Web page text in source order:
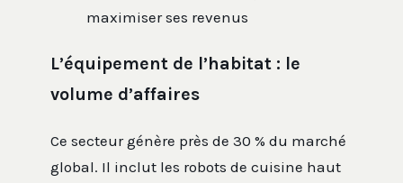
maximiser ses revenus
L’équipement de l’habitat : le
volume d’affaires
Ce secteur génère près de 30 % du marché
global. Il inclut les robots de cuisine haut